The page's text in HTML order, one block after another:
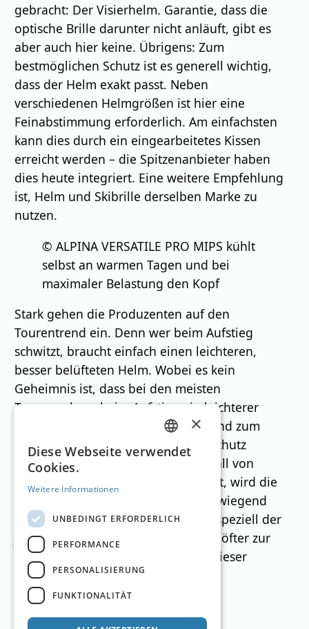
gebracht: Der Visierhelm. Garantie, dass die
optische Brille darunter nicht anläuft, gibt es
aber auch hier keine. Übrigens: Zum
bestmöglichen Schutz ist es generell wichtig,
dass der Helm exakt passt. Neben
verschiedenen Helmgrößen ist hier eine
Feinabstimmung erforderlich. Am einfachsten
kann dies durch ein eingearbeitetes Kissen
erreicht werden – die Spitzenanbieter haben
dies heute integriert. Eine weitere Empfehlung
ist, Helm und Skibrille derselben Marke zu
nutzen.
© ALPINA VERSATILE PRO MIPS kühlt
selbst an warmen Tagen und bei
maximaler Belastung den Kopf
Stark gehen die Produzenten auf den
Tourentrend ein. Denn wer beim Aufstieg
schwitzt, braucht einfach einen leichteren,
besser belüfteten Helm. Wobei es kein
Geheimnis ist, dass bei den meisten
Tourengehern beim Aufstieg ein leichterer
Kopfschutz wie Haube oder Stirnband zum
Einsatz kommt. Während der Kopfschutz
spätestens seit dem tragischen Unfall von
Michael Schumacher unbestritten ist, wird die
Bedeutung vom Rückenschutz überwiegend
ignoriert. Doch bei Freeridern und speziell der
Jugend gehört der Protektor immer öfter zur
Ausrüstung – wohl auch, weil sich dieser
mittlerweile auch zum modischen
Kleidungsstück gewandelt hat.
GERMAN
×
Diese Webseite verwendet
Cookies.
Weitere Informationen
UNBEDINGT ERFORDERLICH
PERFORMANCE
PERSONALISIERUNG
FUNKTIONALITÄT